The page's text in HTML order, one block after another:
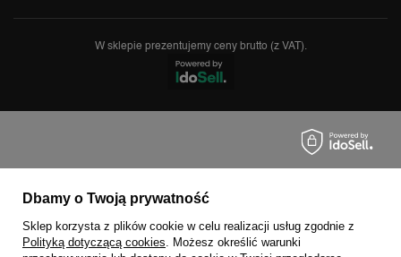
W sklepie prezentujemy ceny brutto (z VAT).
Dbamy o Twoją prywatność
Sklep korzysta z plików cookie w celu realizacji usług zgodnie z
Polityką dotyczącą cookies. Możesz określić warunki